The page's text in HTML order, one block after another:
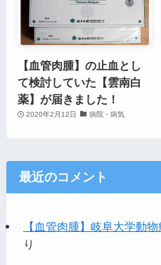
【血管肉腫】の止血とし
て検討していた【雲南白
薬】が届きました！
2020年2月12日 病院・病気
最近のコメント
【血管肉腫】岐阜大学動
り